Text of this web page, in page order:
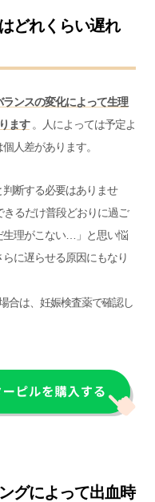
どれくらい遅れ
ンスの変化によって生理
ます。人によっては予定よ
人差があります。
断する必要はありませ
るだけ普段どおりに過ご
生理がこない…」と思い悩
に遅らせる原因にもなり
合は、妊娠検査薬で確認し
グによって出血時